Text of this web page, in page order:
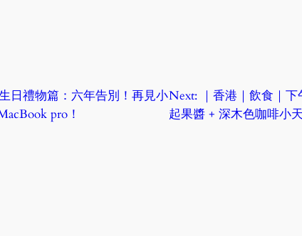
日禮物篇：六年告別！再見小
pro！
Next: ｜香港｜飲食｜
起果醬 + 深木色咖啡小